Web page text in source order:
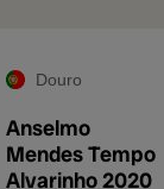
Douro
Anselmo
Mendes Tempo
Alvarinho 2020